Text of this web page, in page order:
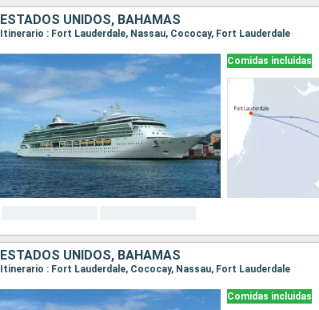
ESTADOS UNIDOS, BAHAMAS
Itinerario : Fort Lauderdale, Nassau, Cococay, Fort Lauderdale
Comidas incluidas
ESTADOS UNIDOS, BAHAMAS
Itinerario : Fort Lauderdale, Cococay, Nassau, Fort Lauderdale
Comidas incluidas